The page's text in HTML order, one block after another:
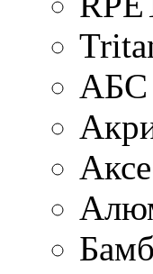
АБС